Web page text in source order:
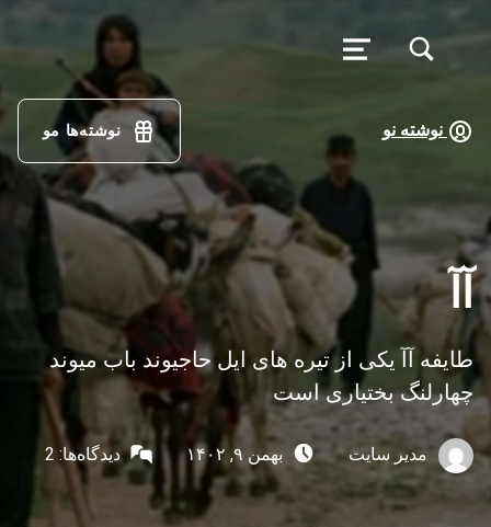
گویش
با کمک همه همتباران در حال تکمیل جمع آوری اصطلاحات زبان لری بختیاری، گويش میوند هستیم
تغییر وضعیت جعبه مودال فرم جستجو
منو
نوشته نو نوشته‌ها مو
آآ
طایفه آآ یکی از تیره های ایل حاجیوند باب میوند
چهارلنگ بختیاری است
نوشته‌شده توسط:
مدیر سایت
ارسال‌شده در:
بهمن ۹, ۱۴۰۲ دیدگاه‌ها: 2